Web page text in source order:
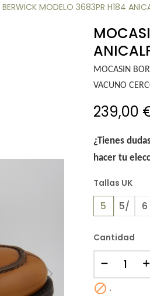
MODELO 3683PR H184
MOCASIN
VACUNO
239,00
¿Tienes
hacer tu
Tallas UK
5 5/ 6
Cantidad
 .